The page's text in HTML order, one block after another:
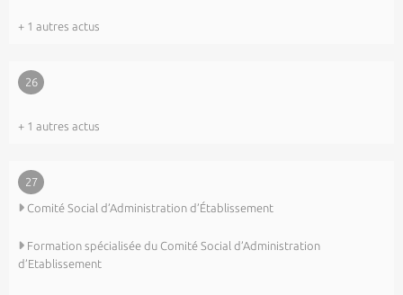
+ 1 autres actus
26
+ 1 autres actus
27
Comité Social d’Administration d’Établissement
Formation spécialisée du Comité Social d’Administration
d’Etablissement